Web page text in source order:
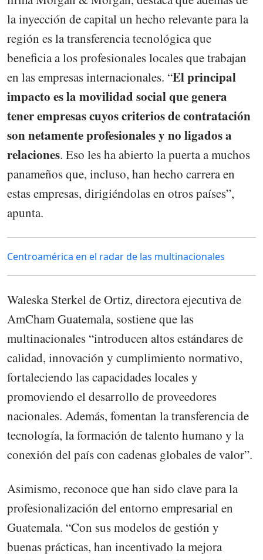
la inyección de capital un hecho relevante para la
región es la transferencia tecnológica que
beneficia a los profesionales locales que trabajan
en las empresas internacionales. “El principal
impacto es la movilidad social que genera
tener empresas cuyos criterios de contratación
son netamente profesionales y no ligados a
relaciones. Eso les ha abierto la puerta a muchos
panameños que, incluso, han hecho carrera en
estas empresas, dirigiéndolas en otros países”,
apunta.
Centroamérica en el radar de las multinacionales
Waleska Sterkel de Ortiz, directora ejecutiva de
AmCham Guatemala, sostiene que las
multinacionales “introducen altos estándares de
calidad, innovación y cumplimiento normativo,
fortaleciendo las capacidades locales y
promoviendo el desarrollo de proveedores
nacionales. Además, fomentan la transferencia de
tecnología, la formación de talento humano y la
conexión del país con cadenas globales de valor”.
Asimismo, reconoce que han sido clave para la
profesionalización del entorno empresarial en
Guatemala. “Con sus modelos de gestión y
buenas prácticas, han incentivado la mejora